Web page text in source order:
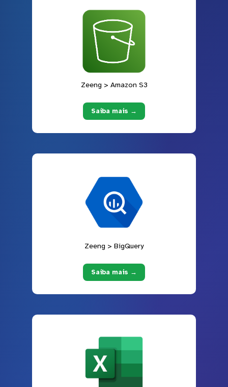
Zeeng > Amazon S3
Saiba mais →
Zeeng > BigQuery
Saiba mais →